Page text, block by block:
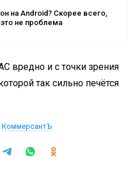
на Android? Скорее всего,
не проблема
вредно и с точки зрения
так сильно печётся
КоммерсантЪ